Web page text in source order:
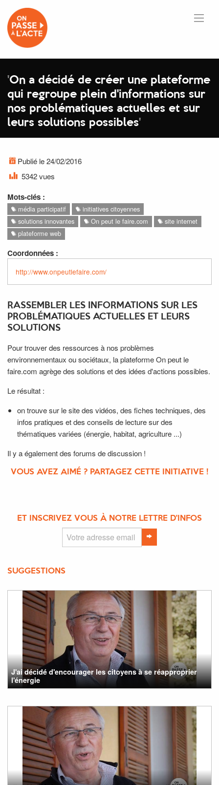
'On a décidé de créer une plateforme
qui regroupe plein d'informations sur
nos problématiques actuelles et sur
leurs solutions possibles'
Publié le 24/02/2016
5342 vues
Mots-clés :
média participatif
initiatives citoyennes
solutions innovantes
On peut le faire.com
site internet
plateforme web
Coordonnées :
http://www.onpeutlefaire.com/
RASSEMBLER LES INFORMATIONS SUR LES
PROBLÉMATIQUES ACTUELLES ET LEURS
SOLUTIONS
Pour trouver des ressources à nos problèmes
environnementaux ou sociétaux, la plateforme On peut le
faire.com agrège des solutions et des idées d'actions possibles.
Le résultat :
on trouve sur le site des vidéos, des fiches techniques, des
infos pratiques et des conseils de lecture sur des
thématiques variées (énergie, habitat, agriculture ...)
Il y a également des forums de discussion !
VOUS AVEZ AIMÉ ? PARTAGEZ CETTE INITIATIVE !
ET INSCRIVEZ VOUS À NOTRE LETTRE D'INFOS
SUGGESTIONS
J'ai décidé d'encourager les citoyens à se réapproprier
l'énergie